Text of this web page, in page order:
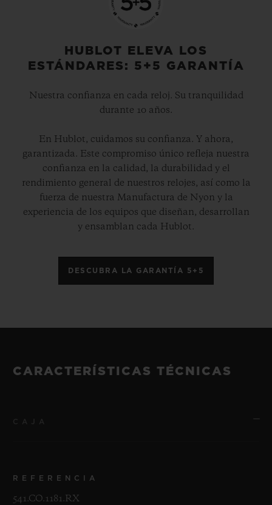
HUBLOT ELEVA LOS
ESTÁNDARES: 5+5 GARANTÍA
Nuestra confianza en cada reloj. Su tranquilidad
durante 10 años.
En Hublot, cuidamos su confianza. Y ahora,
garantizada. Este compromiso único refleja nuestra
confianza en la calidad, la durabilidad y el
rendimiento general de nuestros relojes, así como la
fuerza de nuestra Manufactura de Nyon y la
experiencia de los equipos que diseñan, desarrollan
y ensamblan cada Hublot.
DESCUBRA LA GARANTÍA 5+5
CARACTERÍSTICAS TÉCNICAS
REFERENCIA
541.CO.1181.RX